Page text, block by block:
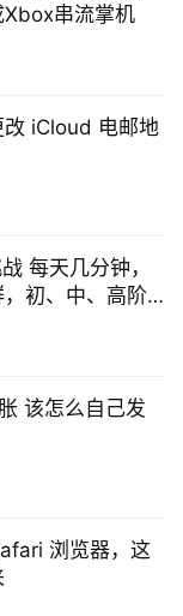
串流掌机
iCloud 电邮地
每天几分钟，
初、中、高阶
该怎么自己发
浏览器，这